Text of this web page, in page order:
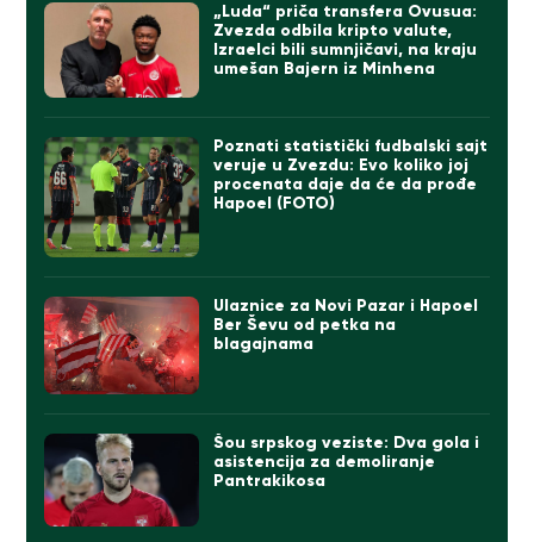
„Luda“ priča transfera Ovusua:
Zvezda odbila kripto valute,
Izraelci bili sumnjičavi, na kraju
umešan Bajern iz Minhena
Poznati statistički fudbalski sajt
veruje u Zvezdu: Evo koliko joj
procenata daje da će da prođe
Hapoel (FOTO)
Ulaznice za Novi Pazar i Hapoel
Ber Ševu od petka na
blagajnama
Šou srpskog veziste: Dva gola i
asistencija za demoliranje
Pantrakikosa